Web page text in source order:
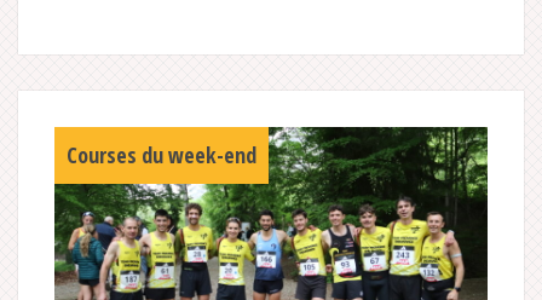
Courses du week-end